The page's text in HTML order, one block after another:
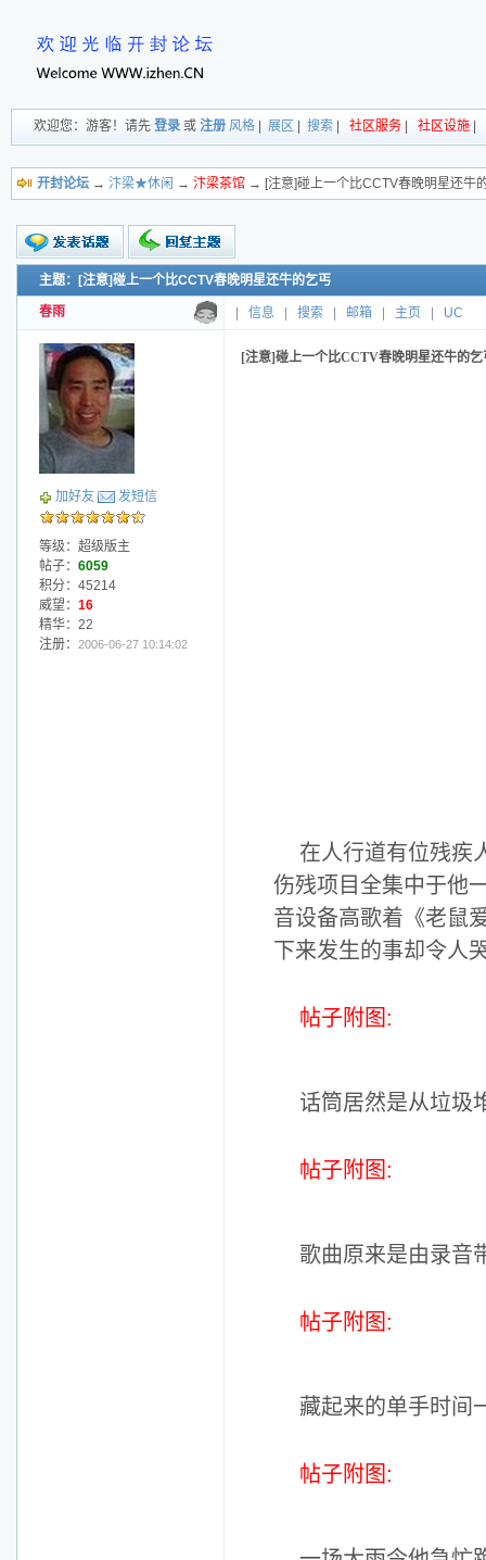
欢迎您：游客！请先 登录 或 注册 风格 展区 搜索 社区服务 社区设施
开封论坛 → 汴梁★休闲 → 汴梁茶馆 → [注意]碰上一个比CCTV春晚明星还牛
新的主题
投票帖
交易帖
小字报
主题：[注意]碰上一个比CCTV春晚明星还牛的乞丐
春雨 信息 搜索 邮箱 主页 UC
加好友 发短信
等级：超级版主
帖子： 6059
积分：45214
威望： 16
精华：22
注册： 2006-06-27 10:14:02
[注意]碰上一个比CCTV春晚明星还牛的乞
在人行道有位残疾
伤残项目全集中于他
音设备高歌着《老鼠
下来发生的事却令人
帖子附图:
话筒居然是从垃圾
帖子附图:
歌曲原来是由录音
帖子附图:
藏起来的单手时间
帖子附图: